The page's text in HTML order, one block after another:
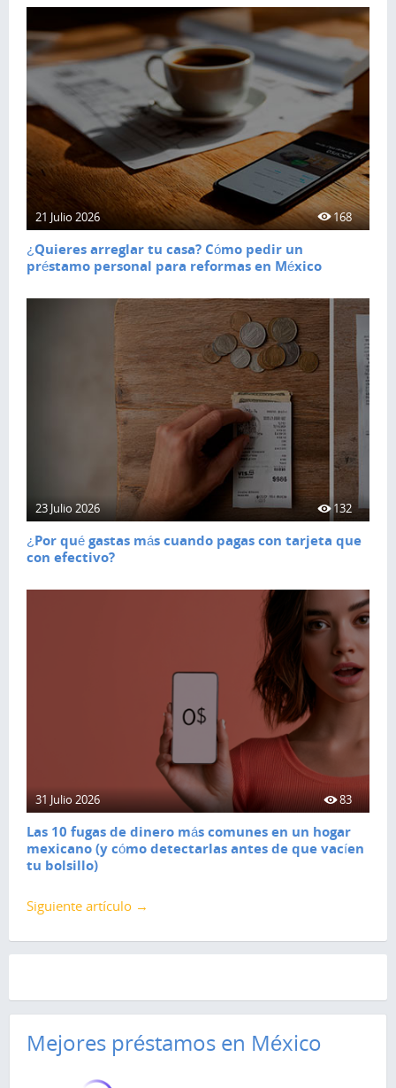
21 Julio 2026 168
¿Quieres arreglar tu casa? Cómo pedir un
préstamo personal para reformas en México
23 Julio 2026 132
¿Por qué gastas más cuando pagas con tarjeta que
con efectivo?
31 Julio 2026 83
Las 10 fugas de dinero más comunes en un hogar
mexicano (y cómo detectarlas antes de que vacíen
tu bolsillo)
Siguiente artículo →
Mejores préstamos en México